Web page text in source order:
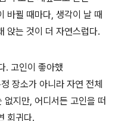
바뀔 때마다, 생각이 날 때
앉는 것이 더 자연스럽다.
. 고인이 좋아했
장소가 아니라 자연 전체
지만, 어디서든 고인을 떠
회귀다.